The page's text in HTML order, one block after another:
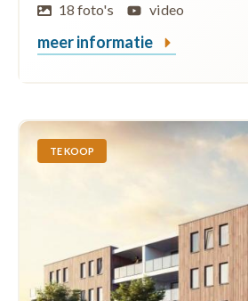
18 foto's
video
meer informatie
TE KOOP